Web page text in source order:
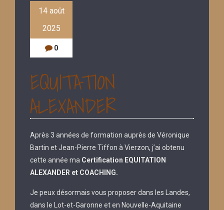
14 août
2025
0
EQUITATION
ALEXANDER
Après 3 années de formation auprès de Véronique
Bartin et Jean-Pierre Tiffon à Vierzon, j’ai obtenu
cette année ma Certification EQUITATION
ALEXANDER et COACHING.
Je peux désormais vous proposer dans les Landes,
dans le Lot-et-Garonne et en Nouvelle-Aquitaine